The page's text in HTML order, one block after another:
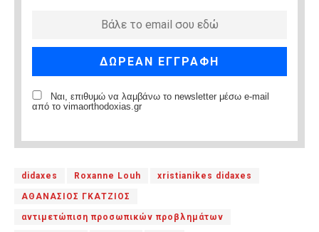
Ναι, επιθυμώ να λαμβάνω το newsletter μέσω e-mail
από το vimaorthodoxias.gr
didaxes Roxanne Louh xristianikes didaxes
ΑΘΑΝΑΣΙΟΣ ΓΚΑΤΖΙΟΣ
αντιμετώπιση προσωπικών προβλημάτων